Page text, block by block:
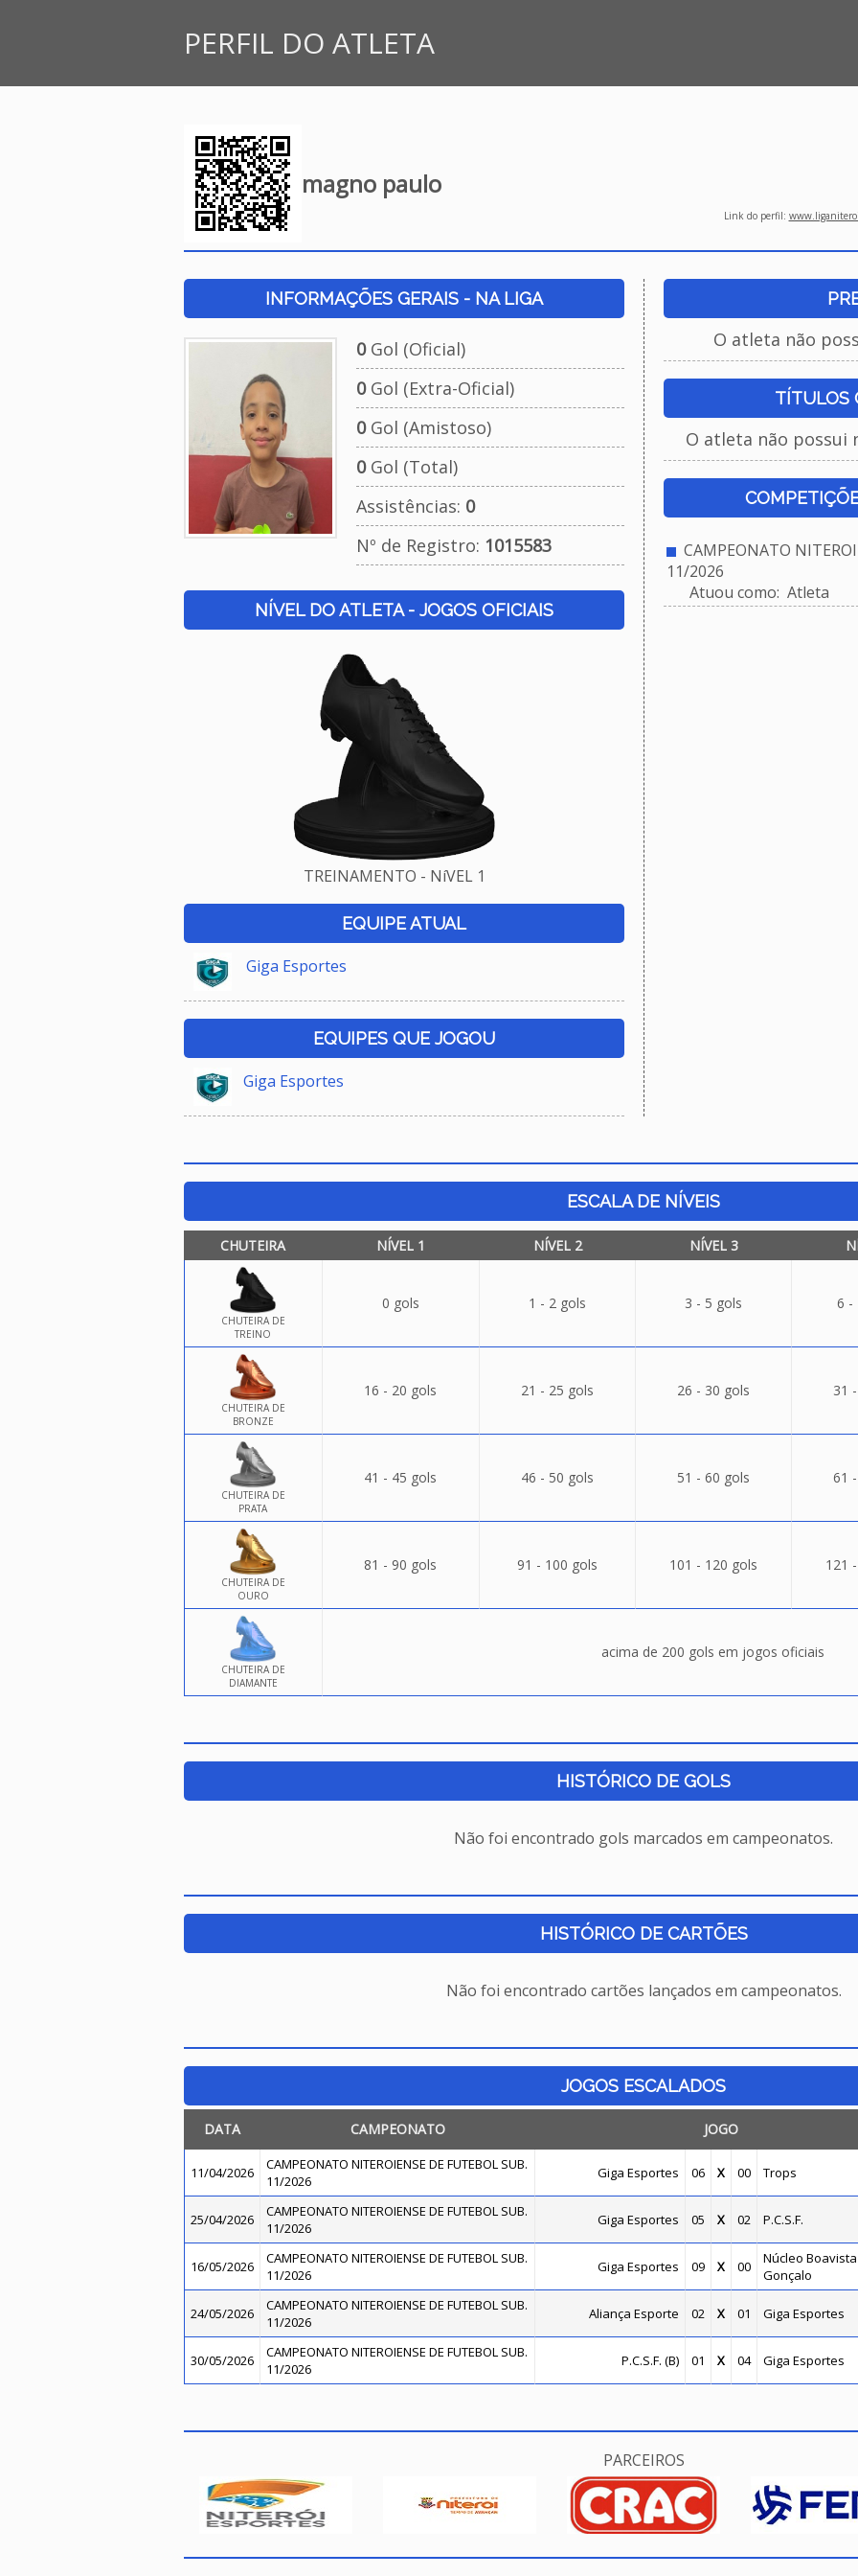
PERFIL DO ATLETA
magno paulo
Link do perfil:
INFORMAÇÕES GERAIS - NA LIGA
0Gol (Oficial)
0Gol (Extra-Oficial)
0Gol (Amistoso)
0Gol (Total)
Assistências: 0
Nº de Registro: 1015583
NÍVEL DO ATLETA - JOGOS OFICIAIS
TREINAMENTO - NíVEL 1
EQUIPE ATUAL
Giga Esportes
EQUIPES QUE JOGOU
Giga Esportes
O atleta não
TÍTULOS
O atleta não possui
CAMPEONATO
11/2026
Atuou como: Atleta
ESCALA DE NÍVEIS
CHUTEIRA NÍVEL 1 NÍVEL 2 NÍVEL 3
CHUTEIRA DE
TREINO
0 gols 1 - 2 gols 3 - 5 gols 6 -
CHUTEIRA DE
BRONZE
16 - 20 gols 21 - 25 gols 26 - 30 gols 31
CHUTEIRA DE
PRATA
41 - 45 gols 46 - 50 gols 51 - 60 gols 61
CHUTEIRA DE
OURO
81 - 90 gols 91 - 100 gols 101 - 120 gols 121
CHUTEIRA DE
DIAMANTE
acima de 200 gols em jogos oficiais
HISTÓRICO DE GOLS
Não foi encontrado gols marcados em campeonatos.
HISTÓRICO DE CARTÕES
Não foi encontrado cartões lançados em campeonatos.
JOGOS ESCALADOS
DATA CAMPEONATO JOGO
11/04/2026
CAMPEONATO NITEROIENSE DE FUTEBOL SUB.
11/2026
Giga Esportes 06 X 00 Trops
25/04/2026
CAMPEONATO NITEROIENSE DE FUTEBOL SUB.
11/2026
Giga Esportes 05 X 02 P.C.S.F.
16/05/2026
CAMPEONATO NITEROIENSE DE FUTEBOL SUB.
11/2026
Giga Esportes 09 X 00
Núcleo
Gonçalo
24/05/2026
CAMPEONATO NITEROIENSE DE FUTEBOL SUB.
11/2026
Aliança Esporte 02 X 01 Giga Esportes
30/05/2026
CAMPEONATO NITEROIENSE DE FUTEBOL SUB.
11/2026
P.C.S.F. (B) 01 X 04 Giga Esportes
PARCEIROS